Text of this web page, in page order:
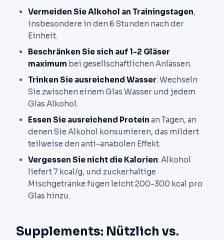
Vermeiden Sie Alkohol an Trainingstagen,
insbesondere in den 6 Stunden nach der
Einheit.
Beschränken Sie sich auf 1-2 Gläser
maximum bei gesellschaftlichen Anlässen.
Trinken Sie ausreichend Wasser: Wechseln
Sie zwischen einem Glas Wasser und jedem
Glas Alkohol.
Essen Sie ausreichend Protein an Tagen, an
denen Sie Alkohol konsumieren, das mildert
teilweise den anti-anabolen Effekt.
Vergessen Sie nicht die Kalorien: Alkohol
liefert 7 kcal/g, und zuckerhaltige
Mischgetränke fügen leicht 200-300 kcal pro
Glas hinzu.
Supplements: Nützlich vs.